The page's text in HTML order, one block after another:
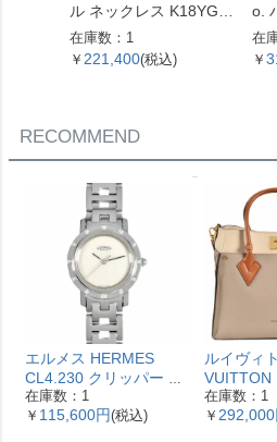
ル ネックレス K18YG 1
0.4g【中古】
在庫数：1
￥ 221,400(税込)
o.
ル
在
￥
RECOMMEND
エルメス HERMES
CL4.230 クリッパー ナ
クレ 腕時計 シェル文字
盤 ベゼル12Pダイヤ レ
在庫数：1
￥ 115,600円(税込)
ルイヴィ
VUITTON
イドMM
2WAY レ
在庫数：1
￥ 292,000